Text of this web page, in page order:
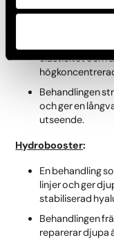
Profilo
elasticitet och
Behandlingen
och ger en
utseende.
Hydrobooster:
En behandling
linjer och ger
stabiliserad
Behandlingen
reparerar djupa